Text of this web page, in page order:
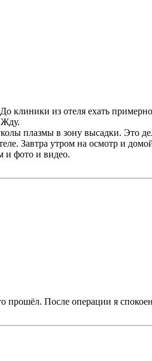
клиники из отеля ехать
Жду.
плазмы в зону высадки. Это
Завтра утром на осмотр и
и фото и видео.
прошёл. После операции я